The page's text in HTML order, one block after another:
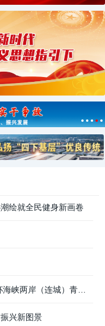
己的人民军队”
书记的强军号令
政纪实丨坚定不移
绘就全民健身新画卷
挥棒逐梦想 绿茵竞少年！2026年东森杯海峡两岸（连城）青少年棒球邀请赛战火正酣
兴新图景